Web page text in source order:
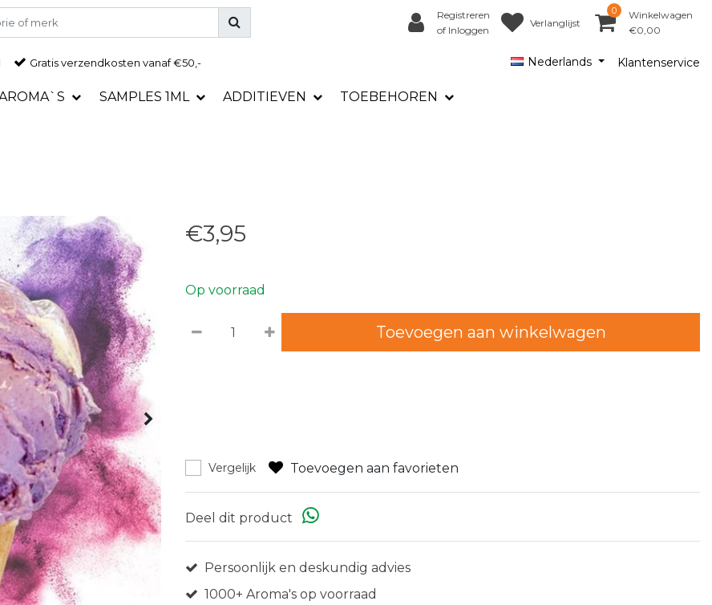
Registreren
of Inloggen
Verlanglijst
0
Winkelwagen
€0,00
Gratisverzendkosten vanaf €50,- Nederlands Klantenservice
SAMPLES 1ML ADDITIEVEN TOEBEHOREN
€3,95
Op voorraad
Toevoegen aan winkelwagen
Vergelijk Toevoegen aan favorieten
Deel dit product
Persoonlijk en deskundig advies
1000+ Aroma's op voorraad